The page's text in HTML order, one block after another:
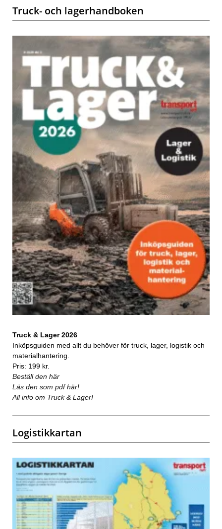
Truck- och lagerhandboken
Truck & Lager 2026
Inköpsguiden med allt du behöver för truck, lager, logistik och
materialhantering.
Pris: 199 kr.
Beställ den här
Läs den som pdf här!
All info om Truck & Lager!
Logistikkartan